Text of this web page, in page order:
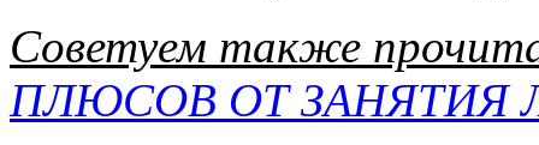
Советуем также
ПЛЮСОВ ОТ